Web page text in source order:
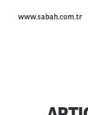
www.sabah.com.tr